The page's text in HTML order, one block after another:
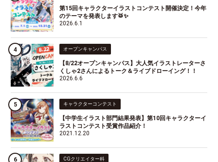
第15回キャラクターイラストコンテスト開催決定！今年
のテーマを発表します🥁✨
2026.6.1
オープンキャンパス
【8/22オープンキャンパス】大人気イラストレーターさ
くしゃ2さんによるトーク＆ライブドローイング！！
2026.6.6
キャラクターコンテスト
【中学生イラスト部門結果発表】第10回キャラクターイ
ラストコンテスト受賞作品紹介！
2021.12.20
CGクリエイター科